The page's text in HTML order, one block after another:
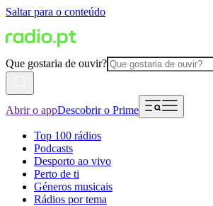
Saltar para o conteúdo
Que gostaria de ouvir?
Abrir o appDescobrir o Prime
Top 100 rádios
Podcasts
Desporto ao vivo
Perto de ti
Géneros musicais
Rádios por tema